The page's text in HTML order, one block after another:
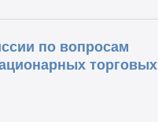
по вопросам
торговых